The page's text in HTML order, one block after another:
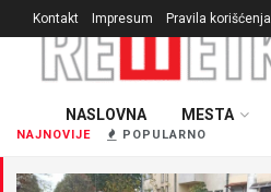
NAJNOVIJE POPULARNO
Kontakt Impresum Pravila korišćenja
NASLOVNA MESTA